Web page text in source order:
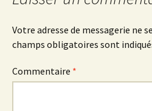
Votre adresse de messagerie ne
champs obligatoires sont
Commentaire *